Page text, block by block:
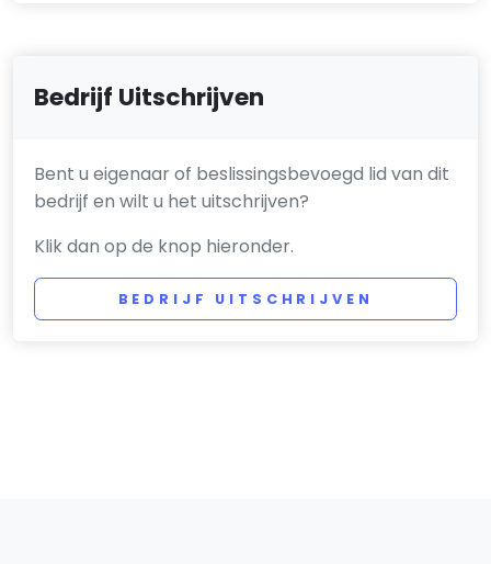
Bedrijf Uitschrijven
Bent u eigenaar of beslissingsbevoegd lid van dit
bedrijf en wilt u het uitschrijven?
Klik dan op de knop hieronder.
BEDRIJF UITSCHRIJVEN